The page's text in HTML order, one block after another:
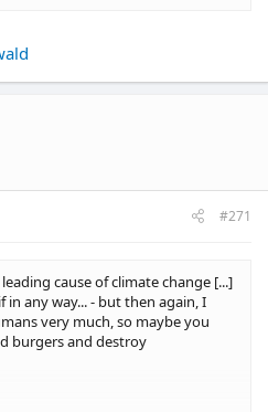
#271
cause of climate change [...]
in any way... - but then again, I
very much, so maybe you
burgers and destroy